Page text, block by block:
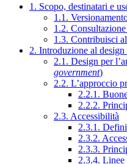
1. Scopo, destinatari e
1.1.
1.2.
1.3. Contribuisci
2. Introduzione al
2.1. Design per
government)
2.2. L’approccio
2.2.1.
2.2.2.
2.3. Accessibilità
2.3.1.
2.3.2.
2.3.3.
2.3.4. Linee